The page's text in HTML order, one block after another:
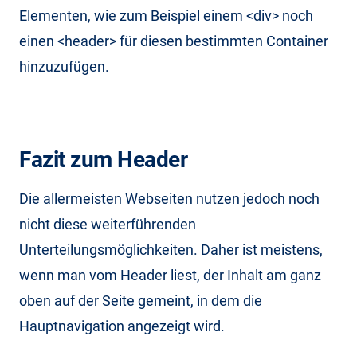
Elementen, wie zum Beispiel einem <div> noch
einen <header> für diesen bestimmten Container
hinzuzufügen.
Fazit zum Header
Die allermeisten Webseiten nutzen jedoch noch
nicht diese weiterführenden
Unterteilungsmöglichkeiten. Daher ist meistens,
wenn man vom Header liest, der Inhalt am ganz
oben auf der Seite gemeint, in dem die
Hauptnavigation angezeigt wird.